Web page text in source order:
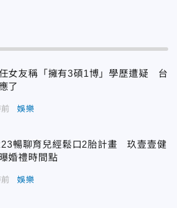
女友稱「擁有3碩1博」學歷遭疑 台
了
娛樂
暢聊育兒經鬆口2胎計畫 玖壹壹健
婚禮時間點
娛樂